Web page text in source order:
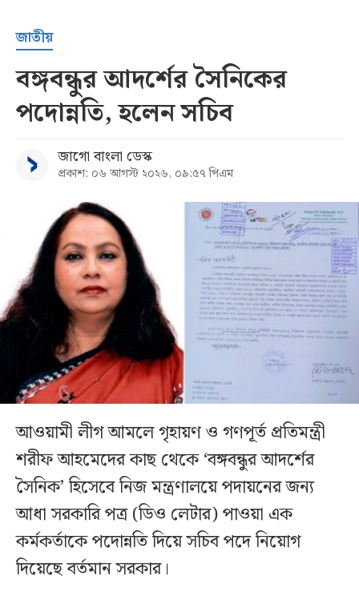
জাতীয়
বঙ্গবন্ধুর আদর্শের সৈনিকের
পদোন্নতি, হলেন সচিব
জাগো বাংলা ডেস্ক
প্রকাশ: ০৬ আগস্ট ২০২৬, ০৯:৫৭ পিএম
আওয়ামী লীগ আমলে গৃহায়ণ ও গণপূর্ত প্রতিমন্ত্রী
শরীফ আহমেদের কাছ থেকে ‘বঙ্গবন্ধুর আদর্শের
সৈনিক’ হিসেবে নিজ মন্ত্রণালয়ে পদায়নের জন্য
আধা সরকারি পত্র (ডিও লেটার) পাওয়া এক
কর্মকর্তাকে পদোন্নতি দিয়ে সচিব পদে নিয়োগ
দিয়েছে বর্তমান সরকার।